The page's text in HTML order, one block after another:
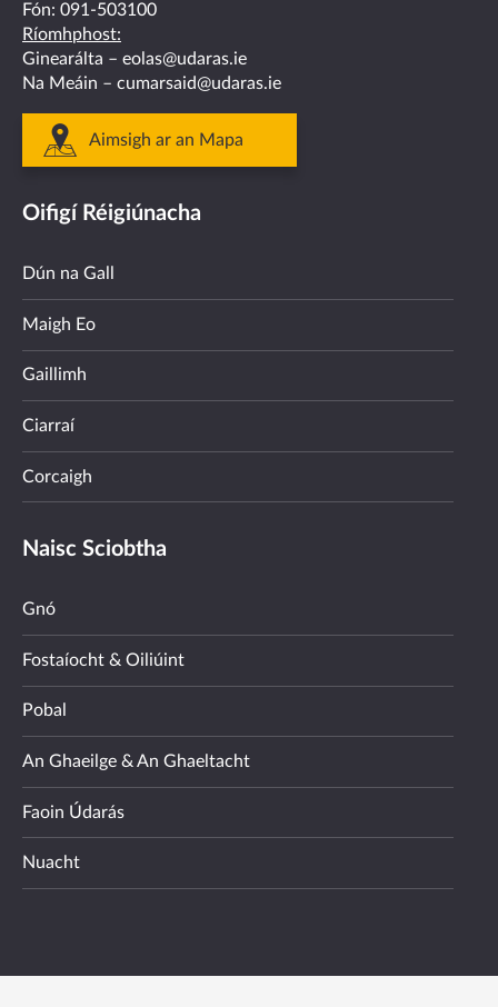
Fón: 091-503100
Ríomhphost:
Ginearálta – eolas@udaras.ie
Na Meáin – cumarsaid@udaras.ie
Aimsigh ar an Mapa
Oifigí Réigiúnacha
Dún na Gall
Maigh Eo
Gaillimh
Ciarraí
Corcaigh
Naisc Sciobtha
Gnó
Fostaíocht & Oiliúint
Pobal
An Ghaeilge & An Ghaeltacht
Faoin Údarás
Nuacht